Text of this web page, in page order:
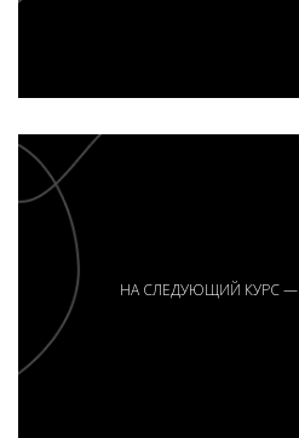
НА СЛЕДУЮЩИЙ КУРС —